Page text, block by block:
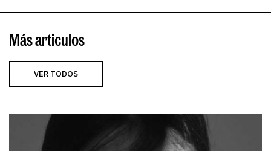
Más articulos
VER TODOS